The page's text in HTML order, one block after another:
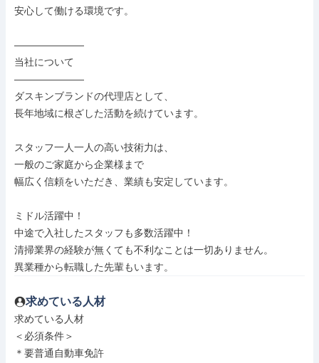
安心して働ける環境です。
―――――――
当社について
―――――――
ダスキンブランドの代理店として、
長年地域に根ざした活動を続けています。
スタッフ一人一人の高い技術力は、
一般のご家庭から企業様まで
幅広く信頼をいただき、業績も安定しています。
ミドル活躍中！
中途で入社したスタッフも多数活躍中！
清掃業界の経験が無くても不利なことは一切ありません。
異業種から転職した先輩もいます。
求めている人材
求めている人材
＜必須条件＞
＊要普通自動車免許